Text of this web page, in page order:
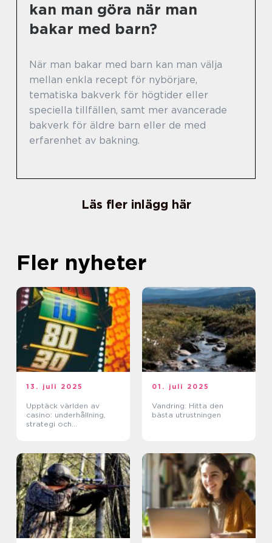
kan man göra när man
bakar med barn?
När man bakar med barn kan man välja
mellan enkla recept för nybörjare,
tematiska bakverk för högtider eller
speciella tillfällen, samt mer avancerade
bakverk för äldre barn eller de med
erfarenhet av bakning.
Läs fler inlägg här
Fler nyheter
13. juli 2025
Upptäck världen av
casino: underhållning,
strategi och
01. juli 2025
Vandring: Hitta den
bästa utrustningen